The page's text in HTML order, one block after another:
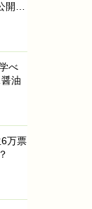
開…
べ
油
6万票